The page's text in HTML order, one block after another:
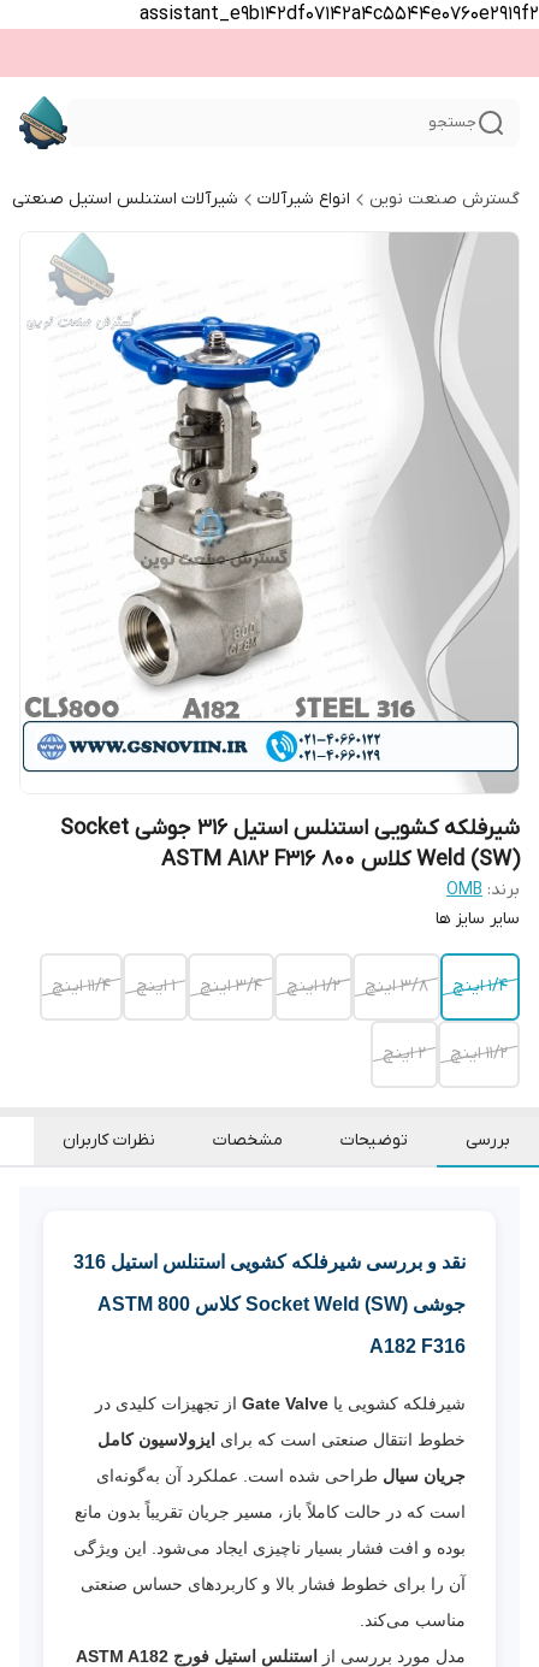
assistant_e9b142df07142a4c5544e0760e2919f2
جستجو
گسترش صنعت نوین انواع شیرآلات شیرآلات استنلس استیل صنعتی
شیرفلکه کشویی استنلس استیل 316 جوشی Socket
Weld (SW) کلاس 800 ASTM A182 F316
برند: OMB
سایر سایز ها
۱/۴ اینچ ۳/۸ اینچ ۱/۲ اینچ ۳/۴ اینچ 1 اینچ ۱۱/۴ اینچ
۱۱/۲ اینچ ۲ اینچ
بررسی توضیحات مشخصات نظرات کاربران
نقد و بررسی شیرفلکه کشویی استنلس استیل 316
جوشی Socket Weld (SW) کلاس 800 ASTM
A182 F316
شیرفلکه کشویی یا Gate Valve از تجهیزات کلیدی در
خطوط انتقال صنعتی است که برای ایزولاسیون کامل
جریان سیال طراحی شده است. عملکرد آن به‌گونه‌ای
است که در حالت کاملاً باز، مسیر جریان تقریباً بدون مانع
بوده و افت فشار بسیار ناچیزی ایجاد می‌شود. این ویژگی
آن را برای خطوط فشار بالا و کاربردهای حساس صنعتی
مناسب می‌کند.
مدل مورد بررسی از
استنلس استیل فورج ASTM A182